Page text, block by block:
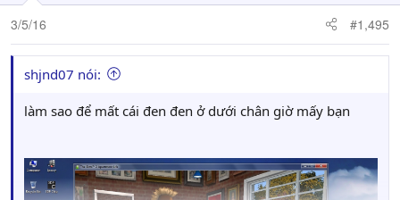
3/5/16 #1,495
shjnd07 nói:
làm sao để mất cái đen đen ở dưới chân giờ mấy bạn